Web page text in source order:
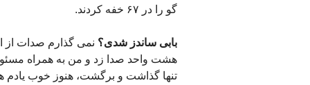
گو را در ۶۷ خفه کردند.
بابی ساندز شدی؟ نمی ‌گذارم صدات از
هشت واحد صدا زد و من به همراه
تنها گذاشت و برگشت، هنوز خوب یادم